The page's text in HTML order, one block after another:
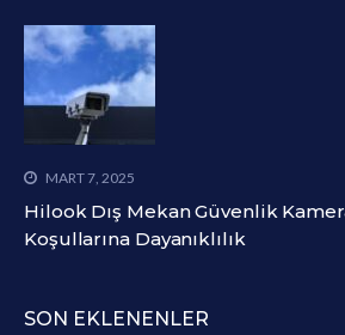
MART 7, 2025
Hilook Dış Mekan Güvenlik
Koşullarına Dayanıklılık
SON EKLENENLER